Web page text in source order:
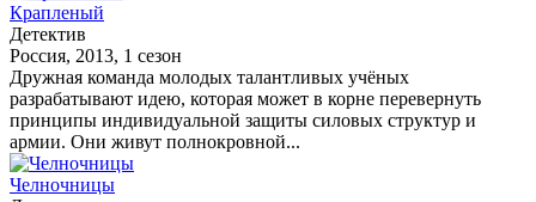
Крапленый
Детектив
Россия, 2013, 1 сезон
Дружная команда молодых талантливых учёных
разрабатывают идею, которая может в корне перевернуть
принципы индивидуальной защиты силовых структур и
армии. Они живут полнокровной...
Челночницы